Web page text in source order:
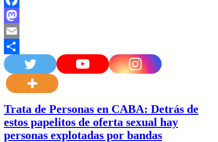
Facebook
Mastodon
Email
Compartir
Trata de Personas en CABA: Detrás de
estos papelitos de oferta sexual hay
personas explotadas por bandas